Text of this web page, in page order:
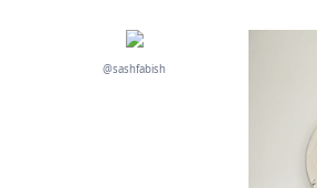
@sashfabish